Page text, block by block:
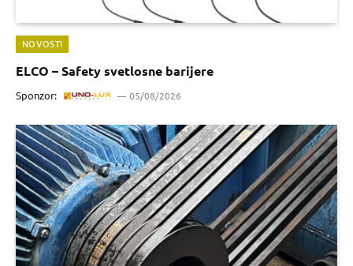
NOVOSTI
ELCO – Safety svetlosne barijere
Sponzor: 05/08/2026